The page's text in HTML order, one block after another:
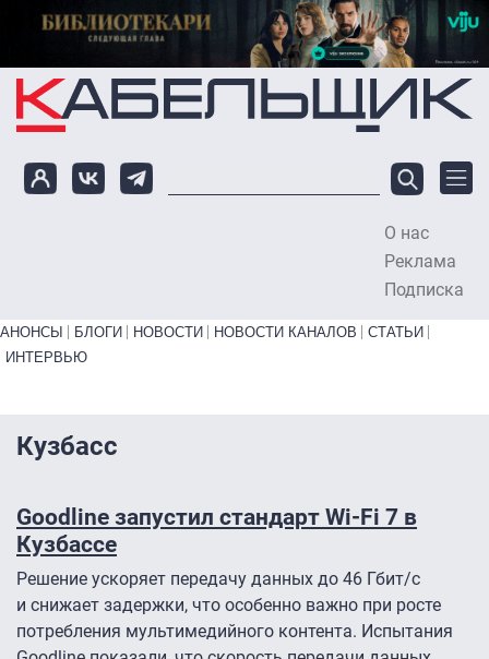
Перейти к основному содержанию
О нас
Реклама
Подписка
Primary links bottom
АНОНСЫ БЛОГИ НОВОСТИ НОВОСТИ КАНАЛОВ
СТАТЬИ
ИНТЕРВЬЮ
Кузбасс
Goodline запустил стандарт Wi-Fi 7 в
Кузбассе
Решение ускоряет передачу данных до 46 Гбит/с
и снижает задержки, что особенно важно при росте
потребления мультимедийного контента. Испытания